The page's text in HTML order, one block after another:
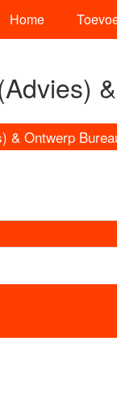
Home
& Ontwerp